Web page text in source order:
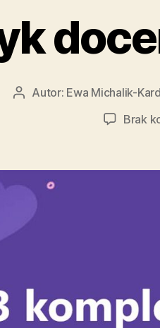
AutorAutor: Ewa Michalik-
Brak